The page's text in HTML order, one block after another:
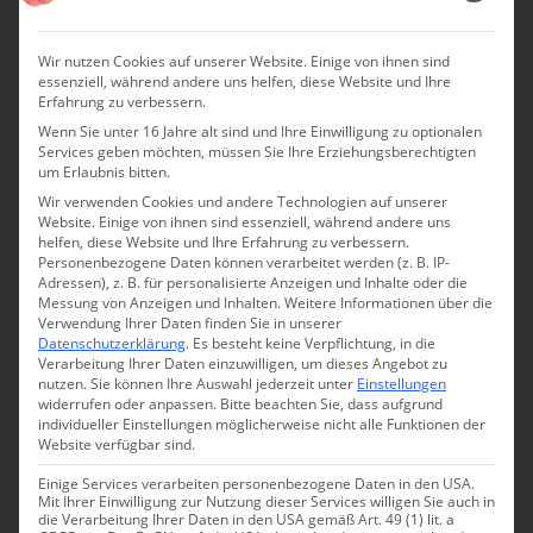
Alles ist frisch renoviert und modern eingerichtet.
Gedeckte Farben, einige antike Möbelstücke und ein
Die 18 Quadratmeter messenden Superior-
Doppelzimmer sind ideal für Sparfüchse, die ihr
Hotelzimmer vor allem zum Schlafen nutzen und sonst
den ganzen Tag unterwegs sind. Sie sind komfortabel
und einladend gestaltet.
Von den 18 Quadratmeter großen Deluxe
Doppelzimmern mit Meerblick fängt der Tag schon mit
dem Gedanken an einen herrlichen Strandtag an. Die
Doppelzimmer sind für jeweils zwei Erwachsene
gedacht.
Besonders zu empfehlen sind die beiden Suiten. Sie
Wir nutzen Cookies auf unserer Website. Einige von ihnen sind
essenziell, während andere uns helfen, diese Website und Ihre
Erfahrung zu verbessern.
Wenn Sie unter 16 Jahre alt sind und Ihre Einwilligung zu optionalen
Services geben möchten, müssen Sie Ihre Erziehungsberechtigten
um Erlaubnis bitten.
Wir verwenden Cookies und andere Technologien auf unserer
Website. Einige von ihnen sind essenziell, während andere uns
helfen, diese Website und Ihre Erfahrung zu verbessern.
Personenbezogene Daten können verarbeitet werden (z. B. IP-
Adressen), z. B. für personalisierte Anzeigen und Inhalte oder die
Messung von Anzeigen und Inhalten.Weitere Informationen über die
Verwendung Ihrer Daten finden Sie in unserer
Datenschutzerklärung. Es besteht keine Verpflichtung, in die
Verarbeitung Ihrer Daten einzuwilligen, um dieses Angebot zu
nutzen.Sie können Ihre Auswahl jederzeit unter Einstellungen
widerrufen oder anpassen. Bitte beachten Sie, dass aufgrund
individueller Einstellungen möglicherweise nicht alle Funktionen der
Website verfügbar sind.
Einige Services verarbeiten personenbezogene Daten in den USA.
Mit Ihrer Einwilligung zur Nutzung dieser Services willigen Sie auch in
die Verarbeitung Ihrer Daten in den USA gemäß Art. 49 (1) lit. a